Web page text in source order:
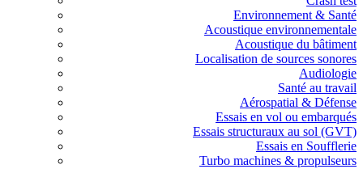
Environnement & Santé
Acoustique environnementale
Acoustique du bâtiment
Localisation de sources sonores
Audiologie
Santé au travail
Aérospatial & Défense
Essais en vol ou embarqués
Essais structuraux au sol (GVT)
Essais en Soufflerie
Turbo machines & propulseurs